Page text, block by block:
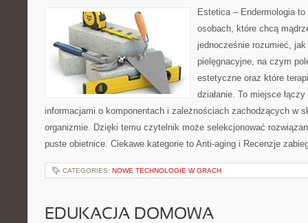
Estetica – Endermologia
osobach, które chcą
jednocześnie rozumieć, jak
pielęgnacyjne, na czym
estetyczne oraz które
działanie. To miejsce
informacjami o komponentach i zależnościach zachodzących w
organizmie. Dzięki temu czytelnik może selekcjonować
puste obietnice. Ciekawe kategorie to Anti-aging i Recenzje
CATEGORIES: NOWE TECHNOLOGIE W GRACH
EDUKACJA DOMOWA